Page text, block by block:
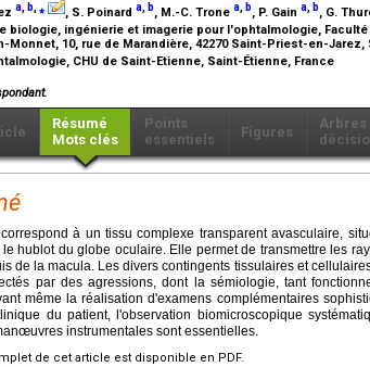
a, b,⁎ , S. Poinard a, b, M.-C. Trone a, b, P. Gain a, b, G.
biologie, ingénierie et imagerie pour l'ophtalmologie,
Monnet, 10, rue de Marandière, 42270 Saint-Priest-en-Jarez,
CHU de Saint-Etienne, Saint-Étienne, France
Résumé
Mots clés
Points
essentiels
Figures
Arbres
à un tissu complexe transparent avasculaire,
le hublot du globe oculaire. Elle permet de transmettre les
de la macula. Les divers contingents tissulaires et
par des agressions, dont la sémiologie, tant
même la réalisation d'examens complémentaires
du patient, l'observation biomicroscopique
instrumentales sont essentielles.
de cet article est disponible en PDF.